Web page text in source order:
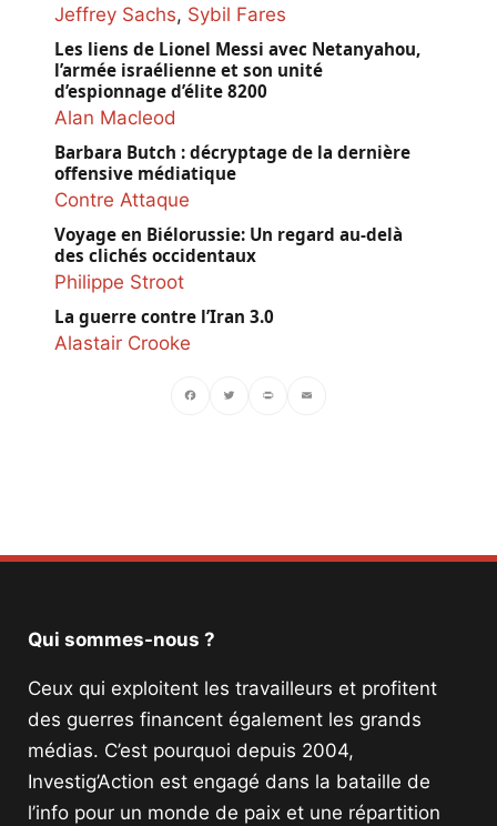
Jeffrey Sachs, Sybil Fares
Les liens de Lionel Messi avec Netanyahou,
l’armée israélienne et son unité
d’espionnage d’élite 8200
Alan Macleod
Barbara Butch : décryptage de la dernière
offensive médiatique
Contre Attaque
Voyage en Biélorussie: Un regard au-delà
des clichés occidentaux
Philippe Stroot
La guerre contre l’Iran 3.0
Alastair Crooke
Qui sommes-nous ?
Ceux qui exploitent les travailleurs et profitent
des guerres financent également les grands
médias. C’est pourquoi depuis 2004,
Investig’Action est engagé dans la bataille de
l’info pour un monde de paix et une répartition